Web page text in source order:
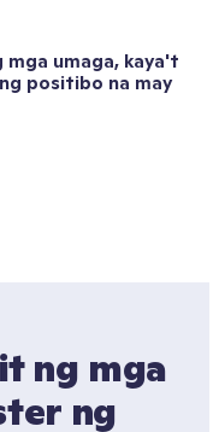
umaga, kaya't
positibo na may
ng mga
ng